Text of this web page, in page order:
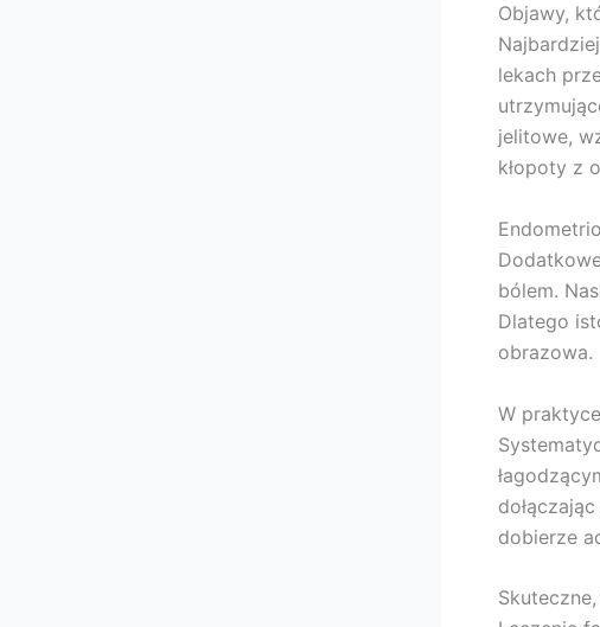
Objawy,
lekach
jelitowe,
kłopoty z
bólem.
Dlatego
obrazowa.
W
dobierze